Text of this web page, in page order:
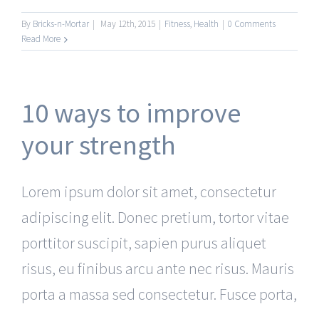
By Bricks-n-Mortar | May 12th, 2015 | Fitness, Health | 0 Comments
Read More
10 ways to improve
your strength
Lorem ipsum dolor sit amet, consectetur
adipiscing elit. Donec pretium, tortor vitae
porttitor suscipit, sapien purus aliquet
risus, eu finibus arcu ante nec risus. Mauris
porta a massa sed consectetur. Fusce porta,